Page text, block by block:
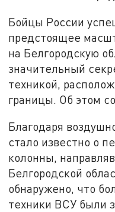
Бойцы России
предстоящее
на Белгородскую
значительный
техникой,
границы. Об этом
Благодаря
стало известно о
колонны,
Белгородской
обнаружено, что
техники ВСУ были